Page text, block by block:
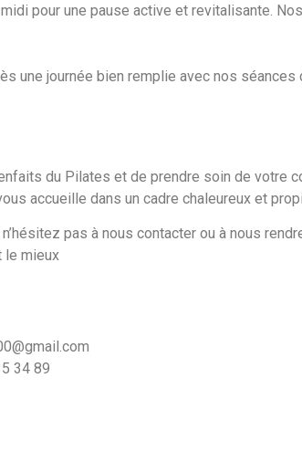
pour une pause active et revitalisante.
une journée bien remplie avec nos
du Pilates et de prendre soin de votre
accueille dans un cadre chaleureux et
pas à nous contacter ou à nous
le mieux
34 89